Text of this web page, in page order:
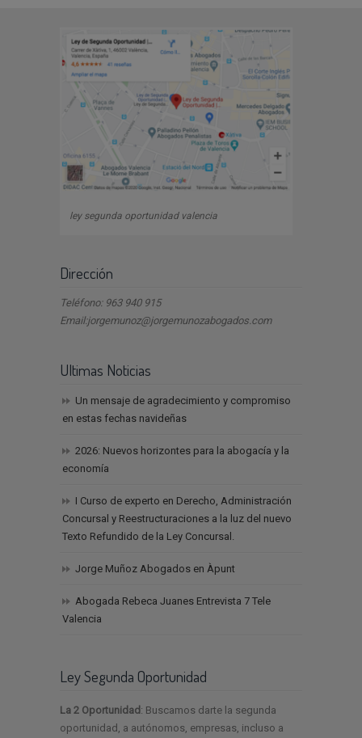
ley segunda oportunidad valencia
Dirección
Teléfono: 963 940 915
Email:jorgemunoz@jorgemunozabogados.com
Ultimas Noticias
Un mensaje de agradecimiento y compromiso
en estas fechas navideñas
2026: Nuevos horizontes para la abogacía y la
economía
I Curso de experto en Derecho, Administración
Concursal y Reestructuraciones a la luz del nuevo
Texto Refundido de la Ley Concursal.
Jorge Muñoz Abogados en Àpunt
Abogada Rebeca Juanes Entrevista 7 Tele
Valencia
Ley Segunda Oportunidad
La 2 Oportunidad : Buscamos darte la segunda
oportunidad, a autónomos, empresas, incluso a